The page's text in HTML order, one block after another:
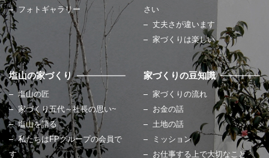
フォトギャラリー
さい
丈夫さが違います
家づくりは楽しい
塩山の家づくり
塩山の匠
家づくり五代～社長の思い~
塩山を語る
私たちはFPグループの会員で
す
家づくりの豆知識
家づくりの流れ
お金の話
土地の話
ミッション
お仕事する上で大切なこと